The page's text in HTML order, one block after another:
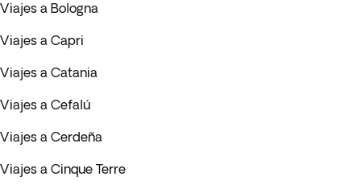
Viajes a Bologna
Viajes a Capri
Viajes a Catania
Viajes a Cefalú
Viajes a Cerdeña
Viajes a Cinque Terre